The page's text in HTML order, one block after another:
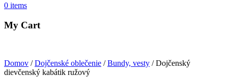
0 items
My Cart
Domov /Dojčenské oblečenie /Bundy, vesty / Dojčenský
dievčenský kabátik ružový